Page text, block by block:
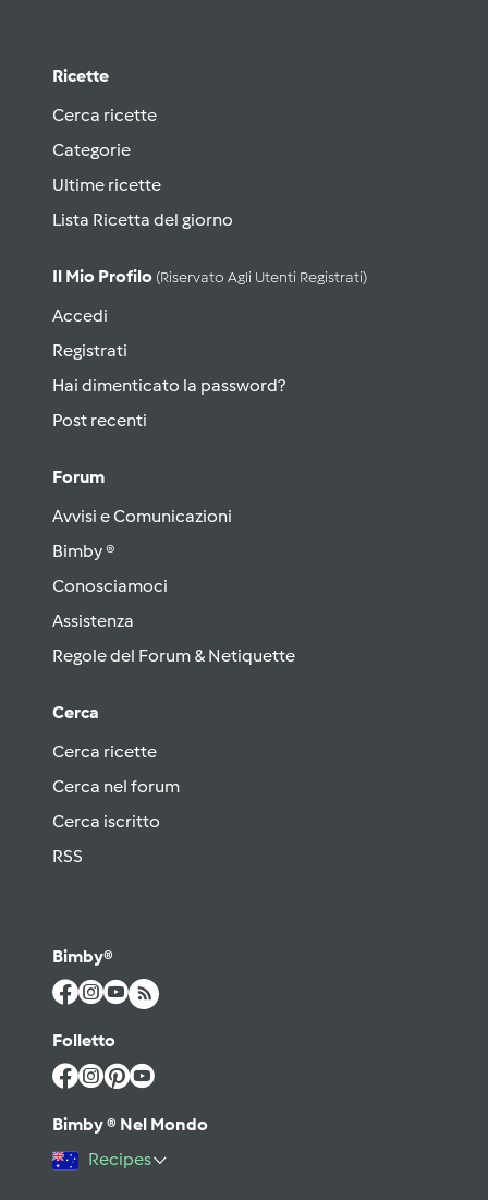
Ricette
Cerca ricette
Categorie
Ultime ricette
Lista Ricetta del giorno
Il Mio Profilo (riservato Agli Utenti Registrati)
Accedi
Registrati
Hai dimenticato la password?
Post recenti
Forum
Avvisi e Comunicazioni
Bimby ®
Conosciamoci
Assistenza
Regole del Forum & Netiquette
Cerca
Cerca ricette
Cerca nel forum
Cerca iscritto
RSS
Bimby®
Folletto
Bimby ® Nel Mondo
Recipes